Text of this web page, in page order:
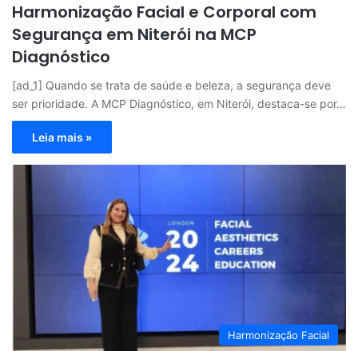
Harmonização Facial e Corporal com
Segurança em Niterói na MCP
Diagnóstico
[ad_1] Quando se trata de saúde e beleza, a segurança deve
ser prioridade. A MCP Diagnóstico, em Niterói, destaca-se por…
Leia mais »
Harmonização Facial